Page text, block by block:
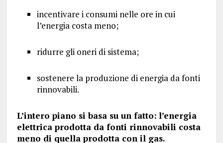
incentivare i consumi nelle ore in cui
l’energia costa meno;
ridurre gli oneri di sistema;
sostenere la produzione di energia da fonti
rinnovabili.
L’intero piano si basa su un fatto: l’energia
elettrica prodotta da fonti rinnovabili costa
meno di quella prodotta con il gas.